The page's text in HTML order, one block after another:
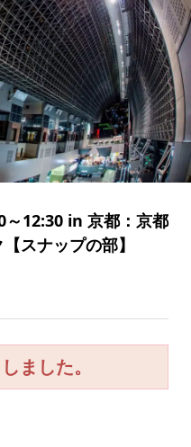
～12:30 in 京都：京都
スナップの部】
ました。